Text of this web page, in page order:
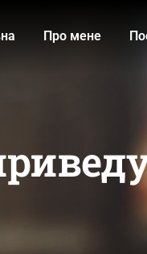
Про мене